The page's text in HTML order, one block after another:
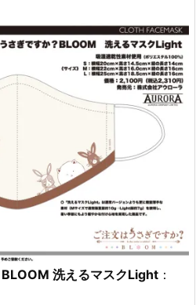
洗えるマスクLight ：